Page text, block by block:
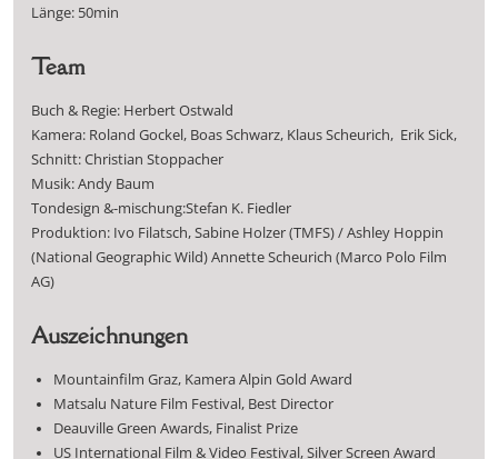
Länge: 50min
Team
Buch & Regie: Herbert Ostwald
Kamera: Roland Gockel, Boas Schwarz, Klaus Scheurich, Erik Sick,
Schnitt: Christian Stoppacher
Musik: Andy Baum
Tondesign &-mischung:Stefan K. Fiedler
Produktion: Ivo Filatsch, Sabine Holzer (TMFS) / Ashley Hoppin
(National Geographic Wild) Annette Scheurich (Marco Polo Film
AG)
Auszeichnungen
Mountainfilm Graz, Kamera Alpin Gold Award
Matsalu Nature Film Festival, Best Director
Deauville Green Awards, Finalist Prize
US International Film & Video Festival, Silver Screen Award